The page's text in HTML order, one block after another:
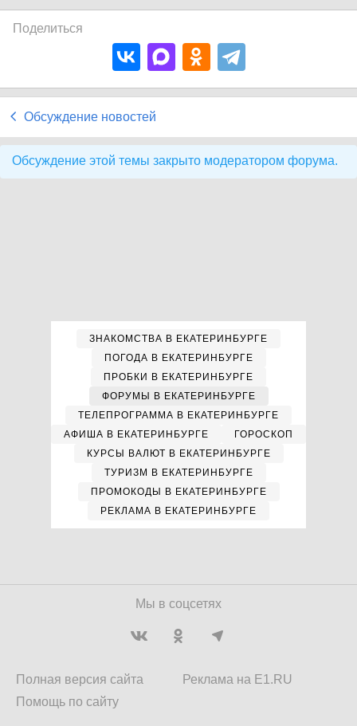
Поделиться
Обсуждение новостей
Обсуждение этой темы закрыто модератором форума.
ЗНАКОМСТВА В ЕКАТЕРИНБУРГЕ
ПОГОДА В ЕКАТЕРИНБУРГЕ
ПРОБКИ В ЕКАТЕРИНБУРГЕ
ФОРУМЫ В ЕКАТЕРИНБУРГЕ
ТЕЛЕПРОГРАММА В ЕКАТЕРИНБУРГЕ
АФИША В ЕКАТЕРИНБУРГЕ
ГОРОСКОП
КУРСЫ ВАЛЮТ В ЕКАТЕРИНБУРГЕ
ТУРИЗМ В ЕКАТЕРИНБУРГЕ
ПРОМОКОДЫ В ЕКАТЕРИНБУРГЕ
РЕКЛАМА В ЕКАТЕРИНБУРГЕ
Мы в соцсетях
Полная версия сайта
Помощь по сайту
Реклама на E1.RU